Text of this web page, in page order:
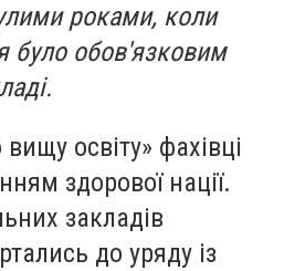
роками, коли
було обов'язковим
освіту» фахівці
здорової нації.
закладів
до уряду із